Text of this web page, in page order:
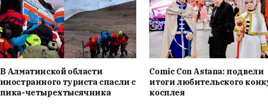
В Алматинской области
иностранного туриста спасли с
пика-четырехтысячника
Comic Con Astana: подвели
итоги любительского
косплея